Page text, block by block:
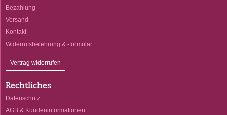
Bezahlung
Versand
Kontakt
Widerrufsbelehrung & -formular
Vertrag widerrufen
Rechtliches
Datenschutz
AGB & Kundeninformationen